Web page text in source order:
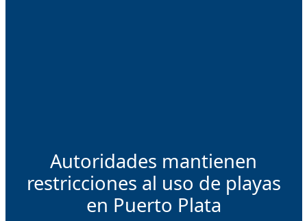
Autoridades mantienen
restricciones al uso de playas
en Puerto Plata